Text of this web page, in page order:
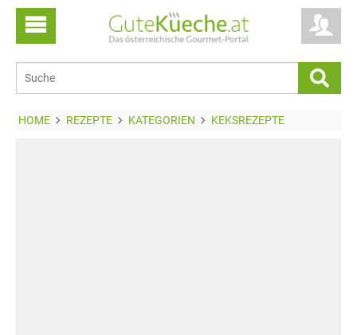
HOME REZEPTE KATEGORIEN KEKSREZEPTE